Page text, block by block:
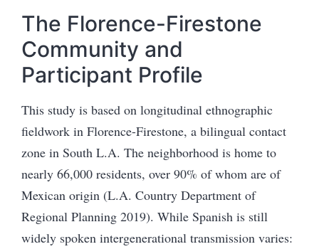
The Florence-Firestone
Community and
Participant Profile
This study is based on longitudinal ethnographic
fieldwork in Florence-Firestone, a bilingual contact
zone in South L.A. The neighborhood is home to
nearly 66,000 residents, over 90% of whom are of
Mexican origin (L.A. Country Department of
Regional Planning 2019). While Spanish is still
widely spoken intergenerational transmission varies: